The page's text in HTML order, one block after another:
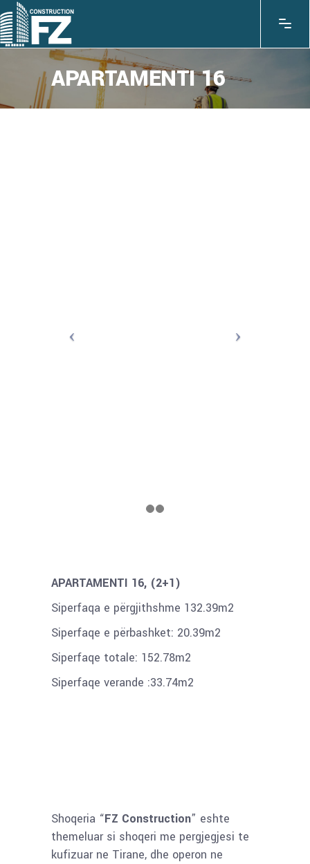
APARTAMENTI 16
APARTAMENTI 16, (2+1)
Siperfaqa e përgjithshme 132.39m2
Siperfaqe e përbashket: 20.39m2
Siperfaqe totale: 152.78m2
Siperfaqe verande :33.74m2
Shoqeria “FZ Construction” eshte
themeluar si shoqeri me pergjegjesi te
kufizuar ne Tirane, dhe operon ne